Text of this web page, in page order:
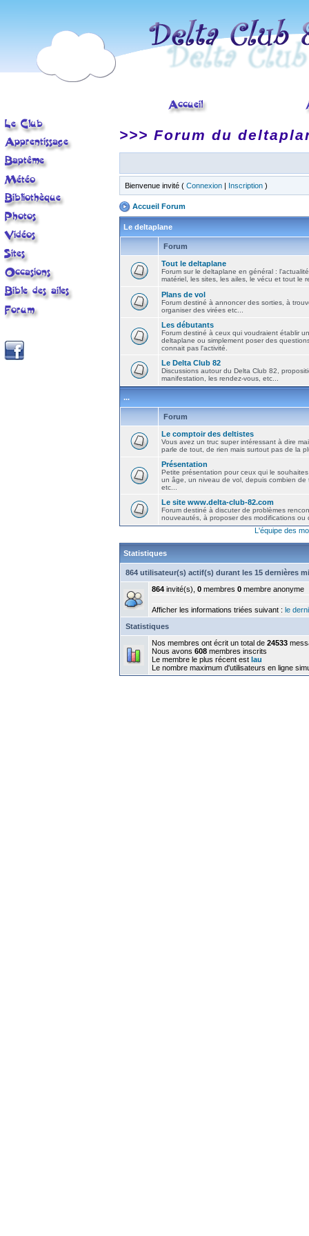
>>> Forum du
Bienvenue invité ( Connexion | Inscription )
Accueil Forum
Le deltaplane
Forum
Tout le deltaplane
Forum sur le deltaplane en général :
matériel, les sites, les ailes, le vécu et tout le
Plans de vol
Forum destiné à annoncer des sorties, à
organiser des virées etc...
Les débutants
Forum destiné à ceux qui voudraient établir
deltaplane ou simplement poser des
connait pas l'activité.
Le Delta Club 82
Discussions autour du Delta Club 82,
manifestation, les rendez-vous, etc...
...
Forum
Le comptoir des deltistes
Vous avez un truc super intéressant à dire
parle de tout, de rien mais surtout pas de la
Présentation
Petite présentation pour ceux qui le
un âge, un niveau de vol, depuis combien de
etc...
Le site www.delta-club-82.com
Forum destiné à discuter de problèmes
nouveautés, à proposer des modifications ou
L'équipe des
Statistiques
864 utilisateur(s) actif(s) durant les 15 dernières
864 invité(s), 0 membres 0 membre anonyme
Afficher les informations triées suivant : le
Statistiques
Nos membres ont écrit un total de 24533
Nous avons 608 membres inscrits
Le membre le plus récent est lau
Le nombre maximum d'utilisateurs en ligne